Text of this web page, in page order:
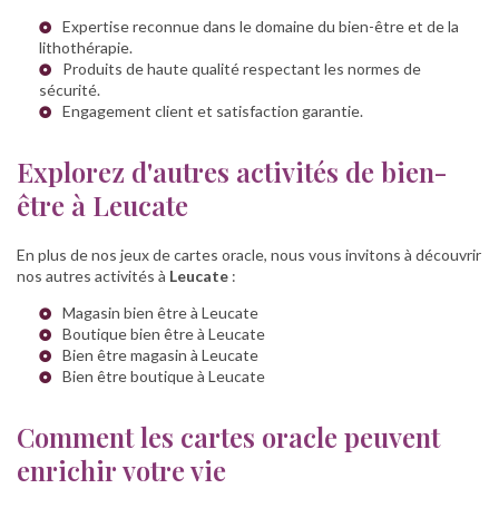
Expertise reconnue dans le domaine du bien-être et de la
lithothérapie.
Produits de haute qualité respectant les normes de
sécurité.
Engagement client et satisfaction garantie.
Explorez d'autres activités de bien-
être à Leucate
En plus de nos jeux de cartes oracle, nous vous invitons à découvrir
nos autres activités à Leucate :
Magasin bien être à Leucate
Boutique bien être à Leucate
Bien être magasin à Leucate
Bien être boutique à Leucate
Comment les cartes oracle peuvent
enrichir votre vie